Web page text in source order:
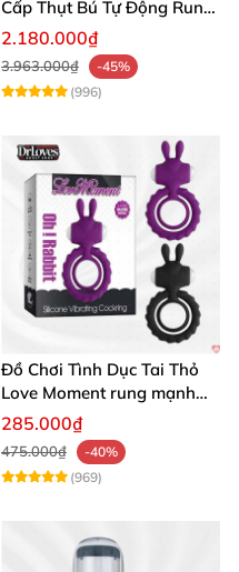
Cấp Thụt Bú Tự Động Rung
Rên
2.180.000₫
3.963.000₫
-45%
(996)
Đồ Chơi Tình Dục Tai Thỏ
Love Moment rung mạnh
mẽ êm ái
285.000₫
475.000₫
-40%
(969)